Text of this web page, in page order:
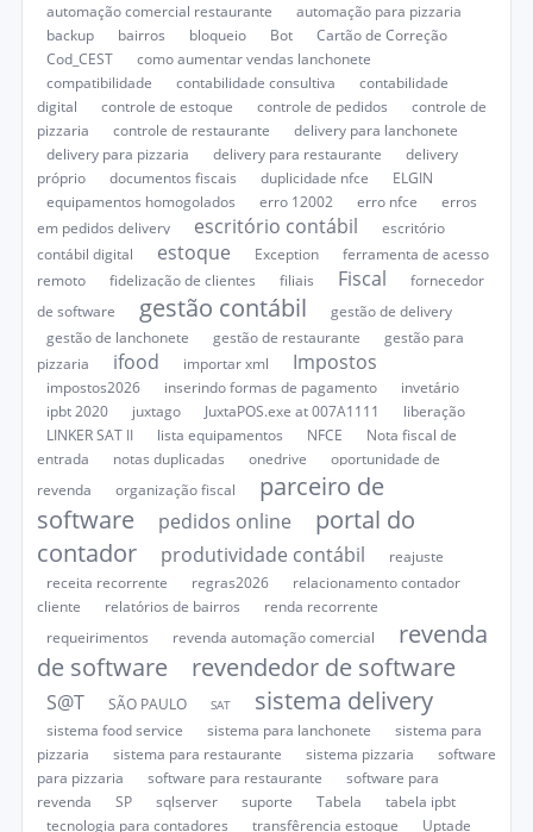
automação comercial restaurante
automação para pizzaria
backup
bairros bloqueio Bot
Cartão de Correção
Cod_CEST
como aumentar vendas lanchonete
compatibilidade
contabilidade consultiva
contabilidade
digital
controle de estoque controle de pedidos
controle de
pizzaria
controle de restaurante
delivery para lanchonete
delivery para pizzaria
delivery para restaurante
delivery
próprio
documentos fiscais duplicidade nfce
ELGIN
equipamentos homogolados
erro 12002 erro nfce
erros
em pedidos delivery
escritório contábil
escritório
contábil digital
estoque Exception
ferramenta de acesso
remoto
fidelização de clientes filiais Fiscal
fornecedor
de software
gestão contábil
gestão de delivery
gestão de lanchonete
gestão de restaurante
gestão para
pizzaria
ifood importar xml Impostos
impostos2026 inserindo formas de pagamento
invetário
ipbt 2020
juxtago JuxtaPOS.exe at 007A1111
liberação
LINKER SAT II
lista equipamentos NFCE
Nota fiscal de
entrada
notas duplicadas onedrive
oportunidade de
revenda
organização fiscal
parceiro de
software
pedidos online
portal do
contador
produtividade contábil
reajuste
receita recorrente
regras2026
relacionamento contador
cliente
relatórios de bairros
renda recorrente
requeirimentos
revenda automação comercial
revenda
de software
revendedor de software
S@T SÃO PAULO SAT sistema delivery
sistema food service sistema para lanchonete
sistema para
pizzaria
sistema para restaurante sistema pizzaria
software
para pizzaria
software para restaurante
software para
revenda
SP sqlserver suporte Tabela
tabela ipbt
tecnologia para contadores
transfêrencia estoque
Uptade